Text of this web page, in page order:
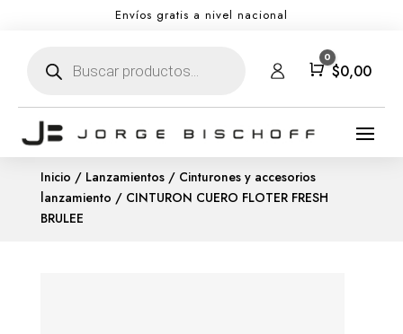
Envíos gratis a nivel nacional
productos Carro
0
$0,00
Inicio / Lanzamientos/ Cinturones y accesorios
lanzamiento / CINTURON CUERO FLOTER FRESH
BRULEE